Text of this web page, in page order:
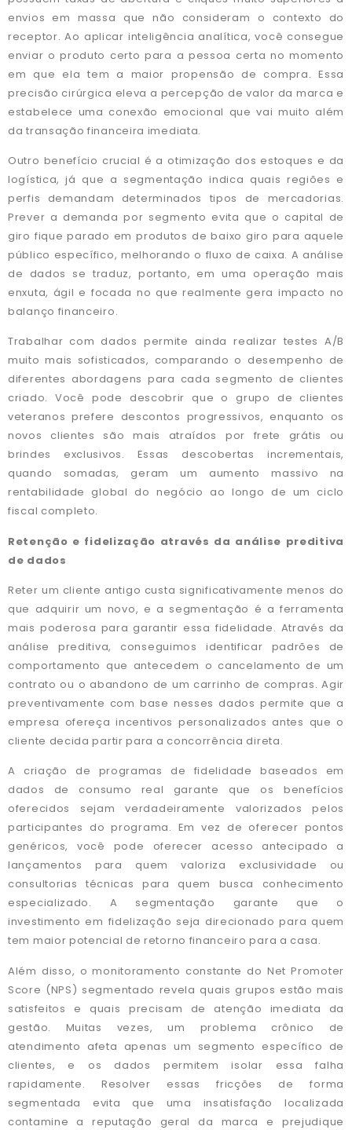
envios em massa que não consideram o contexto do
receptor. Ao aplicar inteligência analítica, você consegue
enviar o produto certo para a pessoa certa no momento
em que ela tem a maior propensão de compra. Essa
precisão cirúrgica eleva a percepção de valor da marca e
estabelece uma conexão emocional que vai muito além
da transação financeira imediata.
Outro benefício crucial é a otimização dos estoques e da
logística, já que a segmentação indica quais regiões e
perfis demandam determinados tipos de mercadorias.
Prever a demanda por segmento evita que o capital de
giro fique parado em produtos de baixo giro para aquele
público específico, melhorando o fluxo de caixa. A análise
de dados se traduz, portanto, em uma operação mais
enxuta, ágil e focada no que realmente gera impacto no
balanço financeiro.
Trabalhar com dados permite ainda realizar testes A/B
muito mais sofisticados, comparando o desempenho de
diferentes abordagens para cada segmento de clientes
criado. Você pode descobrir que o grupo de clientes
veteranos prefere descontos progressivos, enquanto os
novos clientes são mais atraídos por frete grátis ou
brindes exclusivos. Essas descobertas incrementais,
quando somadas, geram um aumento massivo na
rentabilidade global do negócio ao longo de um ciclo
fiscal completo.
Retenção e fidelização através da análise preditiva
de dados
Reter um cliente antigo custa significativamente menos do
que adquirir um novo, e a segmentação é a ferramenta
mais poderosa para garantir essa fidelidade. Através da
análise preditiva, conseguimos identificar padrões de
comportamento que antecedem o cancelamento de um
contrato ou o abandono de um carrinho de compras. Agir
preventivamente com base nesses dados permite que a
empresa ofereça incentivos personalizados antes que o
cliente decida partir para a concorrência direta.
A criação de programas de fidelidade baseados em
dados de consumo real garante que os benefícios
oferecidos sejam verdadeiramente valorizados pelos
participantes do programa. Em vez de oferecer pontos
genéricos, você pode oferecer acesso antecipado a
lançamentos para quem valoriza exclusividade ou
consultorias técnicas para quem busca conhecimento
especializado. A segmentação garante que o
investimento em fidelização seja direcionado para quem
tem maior potencial de retorno financeiro para a casa.
Além disso, o monitoramento constante do Net Promoter
Score (NPS) segmentado revela quais grupos estão mais
satisfeitos e quais precisam de atenção imediata da
gestão. Muitas vezes, um problema crônico de
atendimento afeta apenas um segmento específico de
clientes, e os dados permitem isolar essa falha
rapidamente. Resolver essas fricções de forma
segmentada evita que uma insatisfação localizada
contamine a reputação geral da marca e prejudique